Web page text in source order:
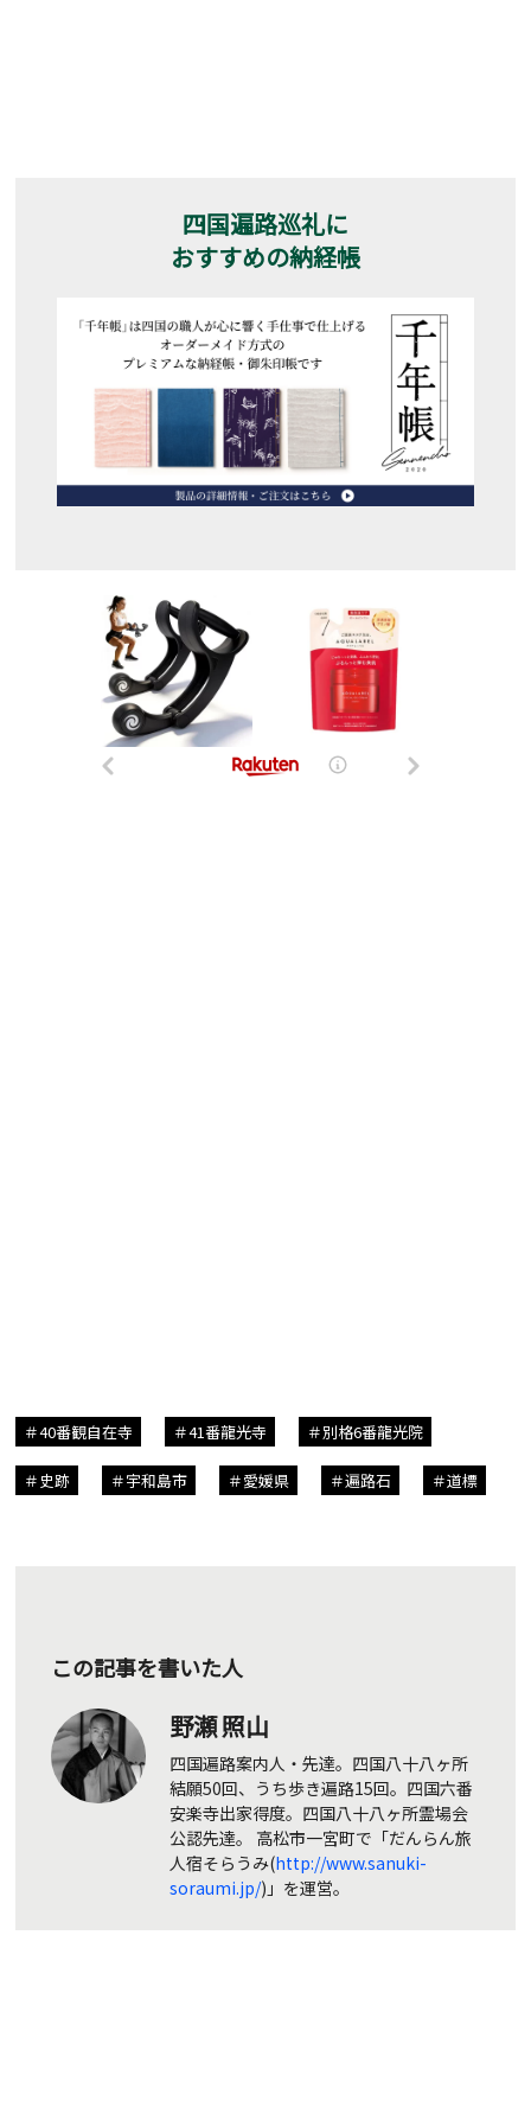
四国遍路巡礼に
おすすめの納経帳
40番観自在寺 41番龍光寺 別格6番龍光院
史跡 宇和島市 愛媛県 遍路石 道標
この記事を書いた人
野瀬 照山
四国遍路案内人・先達。四国八十八ヶ所
結願50回、うち歩き遍路15回。四国六番
安楽寺出家得度。四国八十八ヶ所霊場会
公認先達。 高松市一宮町で「だんらん旅
人宿そらうみ(http://www.sanuki-
soraumi.jp/)」を運営。